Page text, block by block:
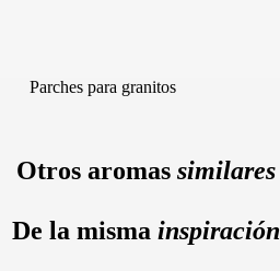
Limón
Parches para granitos
Cuidado de barba
Otros aromas similares
De la misma inspiración